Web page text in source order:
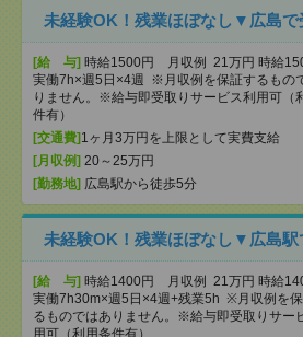
未経験OK！残業ほぼなし▼広島で
[給 与] 時給1500円 月収例 21万円 時給
実働7h×週5日×4週 ※月収例を保証するもの
りません。※給与即受取りサービス利用可（
件有）
[交通費] 1ヶ月3万円を上限として実費支給
[月収例] 20～25万円
[勤務地] 広島駅から徒歩5分
未経験OK！残業ほぼなし▼広島駅
[給 与] 時給1400円 月収例 21万円 時給
実働7h30m×週5日×4週+残業5h ※月収例を
るものではありません。※給与即受取りサー
用可（利用条件有）